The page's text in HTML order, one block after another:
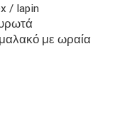
/ lapin
με ωραία